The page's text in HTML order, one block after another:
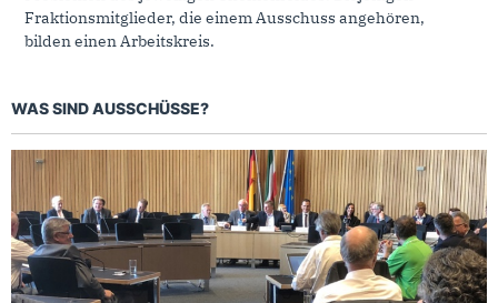
Fraktionsmitglieder, die einem Ausschuss angehören,
bilden einen Arbeitskreis.
WAS SIND AUSSCHÜSSE?